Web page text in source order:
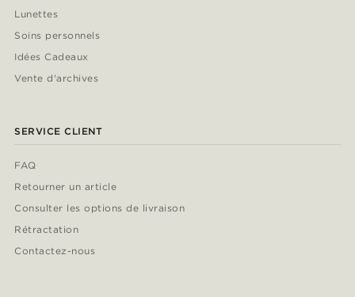
Lunettes
Soins personnels
Idées Cadeaux
Vente d'archives
SERVICE CLIENT
FAQ
Retourner un article
Consulter les options de livraison
Rétractation
Contactez-nous